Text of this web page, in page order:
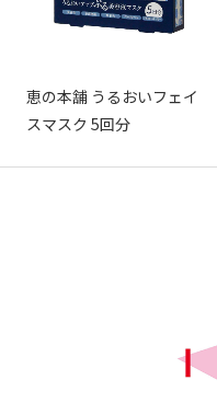
恵の本舗 うるおいフェイ
スマスク 5回分